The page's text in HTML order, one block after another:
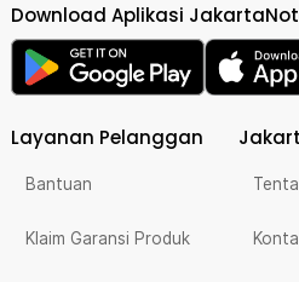
Download Aplikasi
Layanan Pelanggan
Bantuan
Klaim Garansi Produk